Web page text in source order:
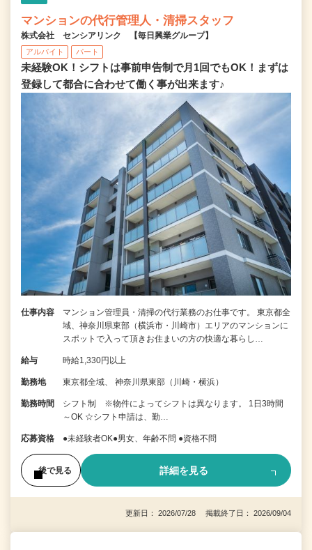
マンションの代行管理人・清掃スタッフ
株式会社 センシアリンク 【毎日興業グループ】
アルバイト パート
未経験OK！シフトは事前申告制で月1回でもOK！まずは
登録して都合に合わせて働く事が出来ます♪
仕事内容
マンション管理員・清掃の代行業務のお仕事です。 東京都全
域、神奈川県東部（横浜市・川崎市）エリアのマンションに
スポットで入って頂きお住まいの方の快適な暮らし…
給与 時給1,330円以上
勤務地 東京都全域、 神奈川県東部（川崎・横浜）
勤務時間
シフト制 ※物件によってシフトは異なります。 1日3時間
～OK ☆シフト申請は、勤…
応募資格 ●未経験者OK●男女、年齢不問 ●資格不問
後で見る 詳細を見る
更新日： 2026/07/28 掲載終了日： 2026/09/04